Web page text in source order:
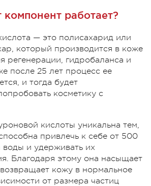
компонент работает?
— это полисахарид или
который производится в коже
регенерации, гидробаланса и
после 25 лет процесс ее
и тогда будет
косметику с
кислоты уникальна тем,
привлечь к себе от 500
и удерживать их
Благодаря этому она насыщает
кожу в нормальное
от размера частиц